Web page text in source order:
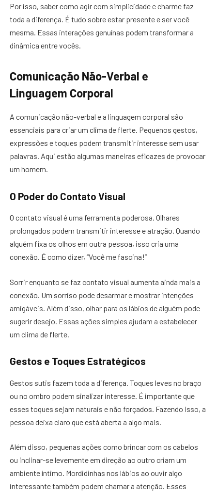
Por isso, saber como agir com simplicidade e charme faz
toda a diferença. É tudo sobre estar presente e ser você
mesma. Essas interações genuínas podem transformar a
dinâmica entre vocês.
Comunicação Não-Verbal e
Linguagem Corporal
A comunicação não-verbal e a linguagem corporal são
essenciais para criar um clima de flerte. Pequenos gestos,
expressões e toques podem transmitir interesse sem usar
palavras. Aqui estão algumas maneiras eficazes de provocar
um homem.
O Poder do Contato Visual
O contato visual é uma ferramenta poderosa. Olhares
prolongados podem transmitir interesse e atração. Quando
alguém fixa os olhos em outra pessoa, isso cria uma
conexão. É como dizer, “Você me fascina!”
Sorrir enquanto se faz contato visual aumenta ainda mais a
conexão. Um sorriso pode desarmar e mostrar intenções
amigáveis. Além disso, olhar para os lábios de alguém pode
sugerir desejo. Essas ações simples ajudam a estabelecer
um clima de flerte.
Gestos e Toques Estratégicos
Gestos sutis fazem toda a diferença. Toques leves no braço
ou no ombro podem sinalizar interesse. É importante que
esses toques sejam naturais e não forçados. Fazendo isso, a
pessoa deixa claro que está aberta a algo mais.
Além disso, pequenas ações como brincar com os cabelos
ou inclinar-se levemente em direção ao outro criam um
ambiente íntimo. Mordidinhas nos lábios ao ouvir algo
interessante também podem chamar a atenção. Esses